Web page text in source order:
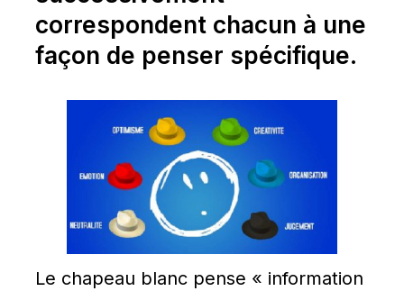
correspondent chacun à une
façon de penser spécifique.
Le chapeau blanc pense « information